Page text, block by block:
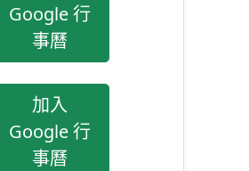
Google 行
事曆
加入
Google 行
事曆